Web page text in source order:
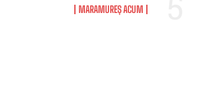
MARAMUREȘ ACUM